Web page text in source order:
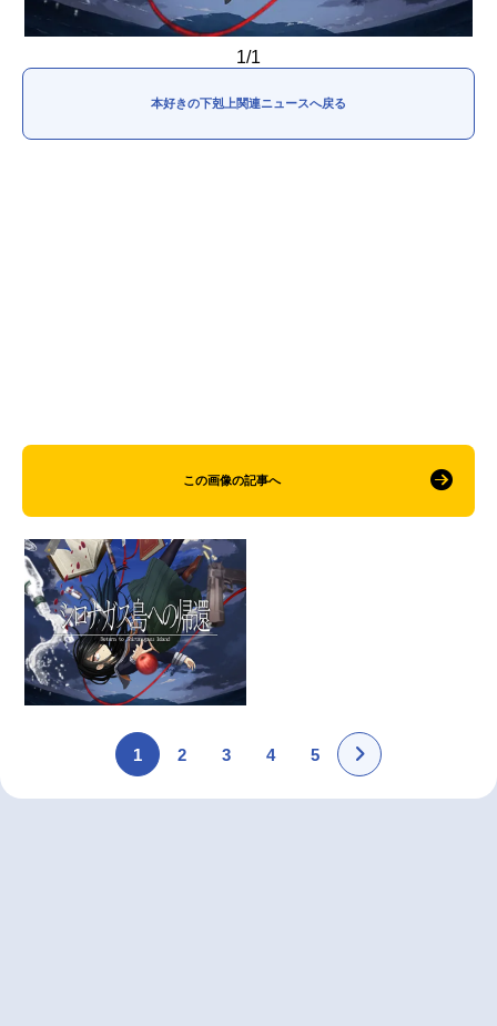
1/1
本好きの下剋上関連ニュースへ戻る
この画像の記事へ
1 2 3 4 5